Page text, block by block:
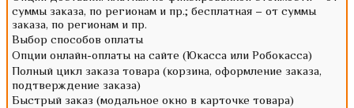
суммы заказа, по регионам и пр.; бесплатная – от суммы
заказа, по регионам и пр.
Выбор способов оплаты
Опции онлайн-оплаты на сайте (Юкасса или Робокасса)
Полный цикл заказа товара (корзина, оформление заказа,
подтверждение заказа)
Быстрый заказ (модальное окно в карточке товара)